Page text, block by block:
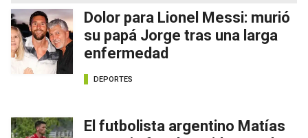
Dolor para Lionel Messi: murió
su papá Jorge tras una larga
enfermedad
DEPORTES
El futbolista argentino Matías